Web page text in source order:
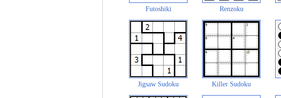
Futoshiki Renzoku
Jigsaw Sudoku Killer Sudoku